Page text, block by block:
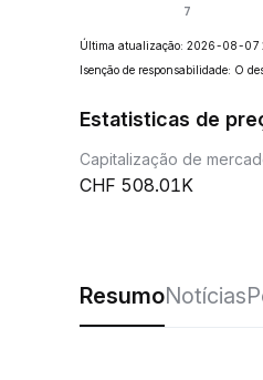
Última atualização: 2026-08-07
Isenção de responsabilidade: O
Estatisticas de
Capitalização de
508.01K
ResumoNotícias